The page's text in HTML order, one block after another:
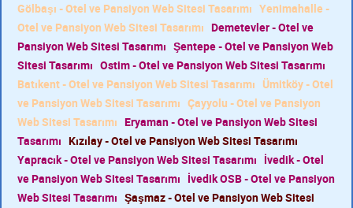
Gölbaşı - Otel ve Pansiyon Web Sitesi Tasarımı Yenimahalle -
Otel ve Pansiyon Web Sitesi Tasarımı Demetevler - Otel ve
Pansiyon Web Sitesi Tasarımı Şentepe - Otel ve Pansiyon Web
Sitesi Tasarımı Ostim - Otel ve Pansiyon Web Sitesi Tasarımı
Batıkent - Otel ve Pansiyon Web Sitesi Tasarımı Ümitköy - Otel
ve Pansiyon Web Sitesi Tasarımı Çayyolu - Otel ve Pansiyon
Web Sitesi Tasarımı Eryaman - Otel ve Pansiyon Web Sitesi
Tasarımı Kızılay - Otel ve Pansiyon Web Sitesi Tasarımı
Yapracık - Otel ve Pansiyon Web Sitesi Tasarımı İvedik - Otel
ve Pansiyon Web Sitesi Tasarımı İvedik OSB - Otel ve Pansiyon
Web Sitesi Tasarımı Şaşmaz - Otel ve Pansiyon Web Sitesi